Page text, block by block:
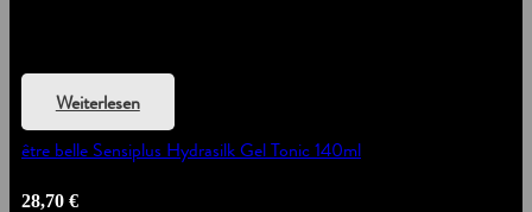
Weiterlesen
être belle Sensiplus Hydrasilk Gel Tonic 140ml
28,70 €